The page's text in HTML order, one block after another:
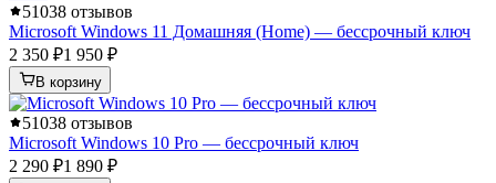
51038 отзывов
Microsoft Windows 11 Домашняя (Home) — бессрочный ключ
2 350 ₽1 950 ₽
В корзину
51038 отзывов
Microsoft Windows 10 Pro — бессрочный ключ
2 290 ₽1 890 ₽